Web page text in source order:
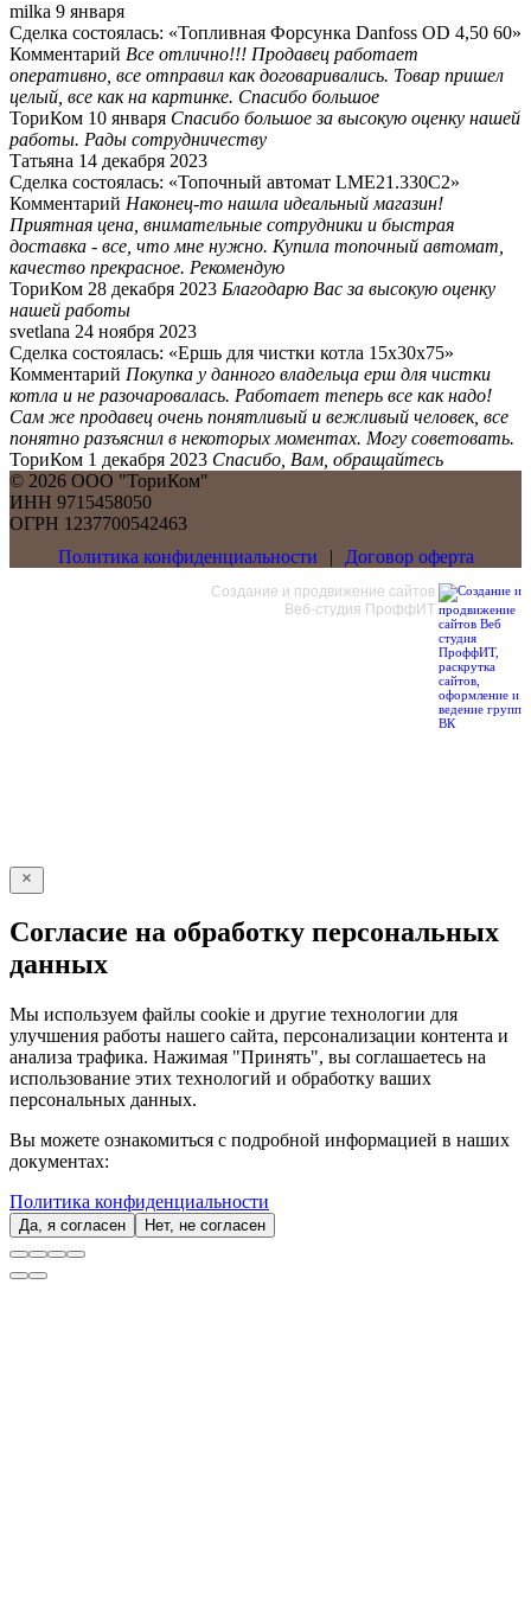
milka 9 января
Сделка состоялась: «Топливная Форсунка Danfoss OD 4,50 60»
Комментарий Все отлично!!! Продавец работает
оперативно, все отправил как договаривались. Товар пришел
целый, все как на картинке. Спасибо большое
ТориКом 10 января Спасибо большое за высокую оценку нашей
работы. Рады сотрудничеству
Татьяна 14 декабря 2023
Сделка состоялась: «Топочный автомат LME21.330C2»
Комментарий Наконец-то нашла идеальный магазин!
Приятная цена, внимательные сотрудники и быстрая
доставка - все, что мне нужно. Купила топочный автомат,
качество прекрасное. Рекомендую
ТориКом 28 декабря 2023 Благодарю Вас за высокую оценку
нашей работы
svetlana 24 ноября 2023
Сделка состоялась: «Ершь для чистки котла 15х30x75»
Комментарий Покупка у данного владельца ерш для чистки
котла и не разочаровалась. Работает теперь все как надо!
Сам же продавец очень понятливый и вежливый человек, все
понятно разъяснил в некоторых моментах. Могу советовать.
ТориКом 1 декабря 2023 Спасибо, Вам, обращайтесь
© 2026 ООО "ТориКом"
ИНН 9715458050
ОГРН 1237700542463
Политика конфиденциальности
| Договор оферта
Создание и продвижение сайтов
Веб-студия ПроффИТ
Оставьте свои контактные данные и наш оператор свяжется с
Согласие на обработку персональных
данных
Мы используем файлы cookie и другие технологии для
улучшения работы нашего сайта, персонализации контента и
анализа трафика. Нажимая "Принять", вы соглашаетесь на
использование этих технологий и обработку ваших
персональных данных.
Вы можете ознакомиться с подробной информацией в наших
документах:
Политика конфиденциальности
Да, я согласен Нет, не согласен